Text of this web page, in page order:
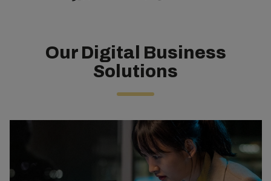
Our Digital Business
Solutions